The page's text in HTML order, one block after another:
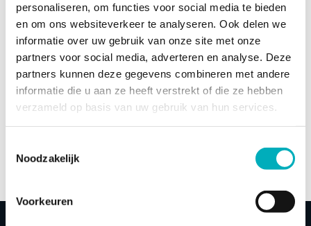
personaliseren, om functies voor social media te bieden
en om ons websiteverkeer te analyseren. Ook delen we
informatie over uw gebruik van onze site met onze
partners voor social media, adverteren en analyse. Deze
partners kunnen deze gegevens combineren met andere
informatie die u aan ze heeft verstrekt of die ze hebben
verzameld op basis van uw gebruik van hun services.
Noodzakelijk
Voorkeuren
de toekomst nog een kindje krijgen dan komen we zeker
terug.
De heer Buining over de waterbevalling van zijn partner –
Heemstede
KIJK HIER VOOR MEER ERVARINGEN